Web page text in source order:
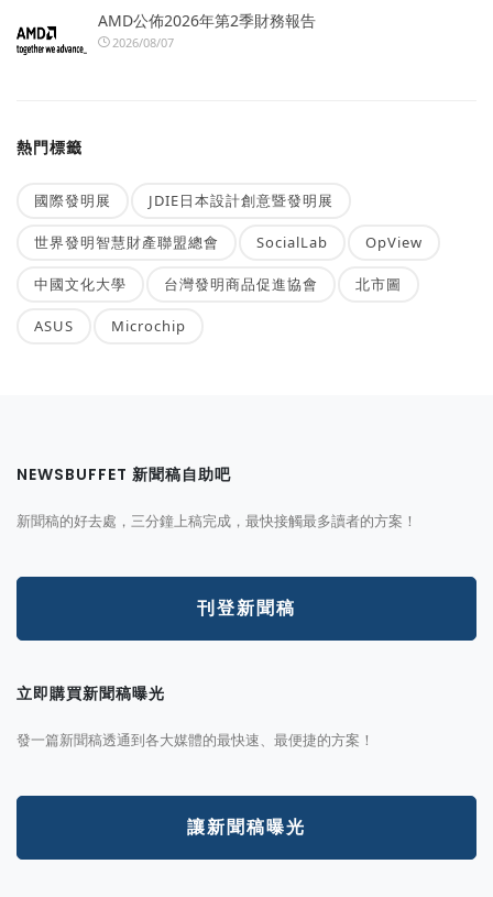
AMD公佈2026年第2季財務報告
2026/08/07
熱門標籤
國際發明展 JDIE日本設計創意暨發明展
世界發明智慧財產聯盟總會 SocialLab OpView
中國文化大學 台灣發明商品促進協會 北市圖
ASUS Microchip
NEWSBUFFET 新聞稿自助吧
新聞稿的好去處，三分鐘上稿完成，最快接觸最多讀者的方案！
刊登新聞稿
立即購買新聞稿曝光
發一篇新聞稿透通到各大媒體的最快速、最便捷的方案！
讓新聞稿曝光